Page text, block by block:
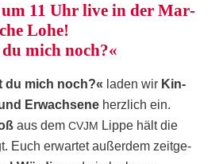
um 11 Uhr live in der Mar­
Lohe!
mich noch?«
du mich noch?« laden wir Kin­
Erwach­se­ne herz­lich ein.
aus demCVJM Lip­pe hält die
Euch erwar­tet außer­dem zeit­ge­